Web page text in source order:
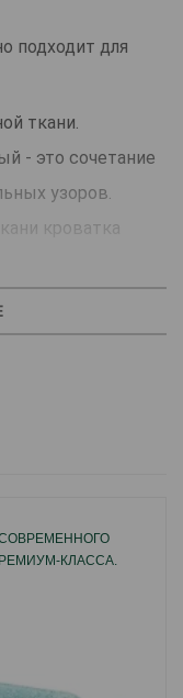
подходит для
ткани.
- это сочетание
узоров.
кроватка
СОВРЕМЕННОГО
КЛАССА.